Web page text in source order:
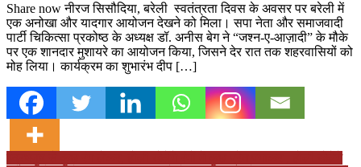
Share now नीरज सिसौदिया, बरेली स्वतंत्रता दिवस के अवसर पर बरेली में
एक अनोखा और यादगार आयोजन देखने को मिला। सपा नेता और समाजवादी
पार्टी चिकित्सा प्रकोष्ठ के अध्यक्ष डॉ. अनीस बेग ने “जश्न-ए-आज़ादी” के मौके
पर एक शानदार मुशायरे का आयोजन किया, जिसने देर रात तक शहरवासियों को
मोह लिया। कार्यक्रम का शुभारंभ दीप […]
Post